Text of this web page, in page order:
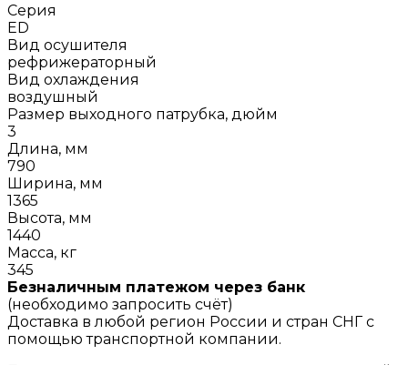
Серия
ED
Вид осушителя
рефрижераторный
Вид охлаждения
воздушный
Размер выходного патрубка, дюйм
3
Длина, мм
790
Ширина, мм
1365
Высота, мм
1440
Масса, кг
345
Безналичным платежом через банк
(необходимо запросить счёт)
Доставка в любой регион России и стран СНГ с
помощью транспортной компании.